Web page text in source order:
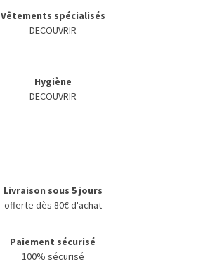
Vêtements spécialisés
DECOUVRIR
Hygiène
DECOUVRIR
Livraison sous 5 jours
offerte dès 80€ d'achat
Paiement sécurisé
100% sécurisé